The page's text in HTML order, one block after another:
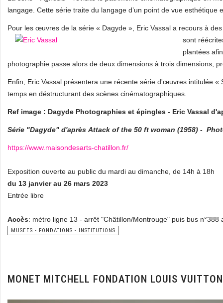
langage. Cette série traite du langage d’un point de vue esthétique
Pour les œuvres de la série « Dagyde », Eric Vassal a recours à
sont
plantées
photographie passe alors de deux dimensions à trois dimensions,
Enfin, Eric Vassal présentera une récente série d'œuvres intitulée
temps en déstructurant des scènes cinématographiques.
Ref image : Dagyde Photographies et épingles - Eric Vassal
Série "Dagyde" d'après Attack of the 50 ft woman (1958) -
https://www.maisondesarts-chatillon.fr/
Exposition ouverte au public du mardi au dimanche, de 14h à 18h
du 13 janvier au 26 mars 2023
Entrée libre
Accès: métro ligne 13 - arrêt "Châtillon/Montrouge" puis bus n°388
MUSEES - FONDATIONS - INSTITUTIONS
MONET MITCHELL FONDATION LOUIS VUITTON